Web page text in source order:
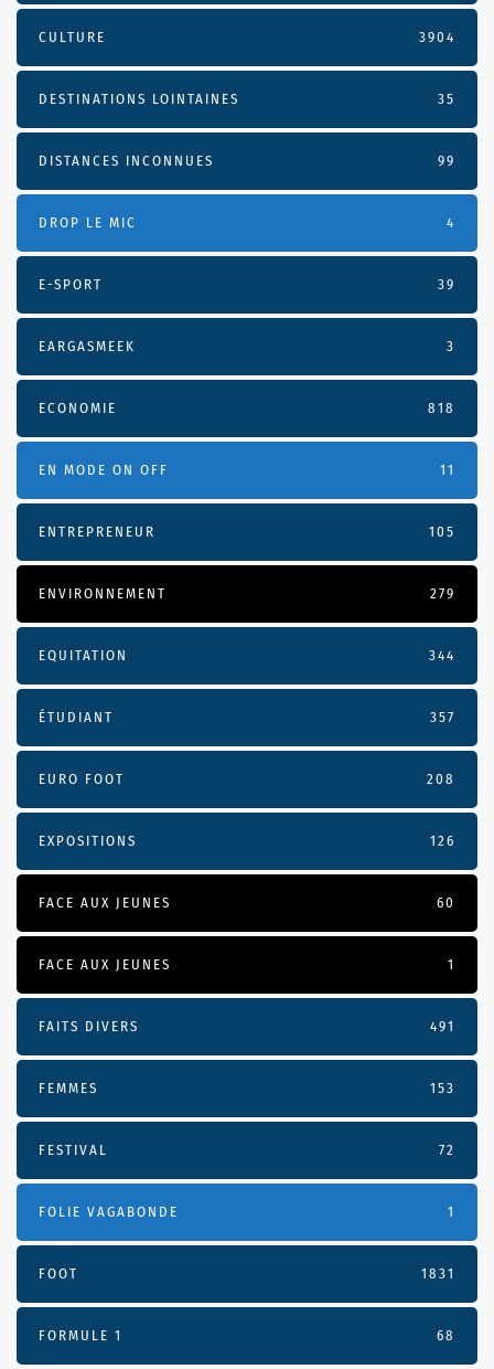
CULTURE 3904
DESTINATIONS LOINTAINES 35
DISTANCES INCONNUES 99
DROP LE MIC 4
E-SPORT 39
EARGASMEEK 3
ECONOMIE 818
EN MODE ON OFF 11
ENTREPRENEUR 105
ENVIRONNEMENT 279
EQUITATION 344
ÉTUDIANT 357
EURO FOOT 208
EXPOSITIONS 126
FACE AUX JEUNES 60
FACE AUX JEUNES 1
FAITS DIVERS 491
FEMMES 153
FESTIVAL 72
FOLIE VAGABONDE 1
FOOT 1831
FORMULE 1 68